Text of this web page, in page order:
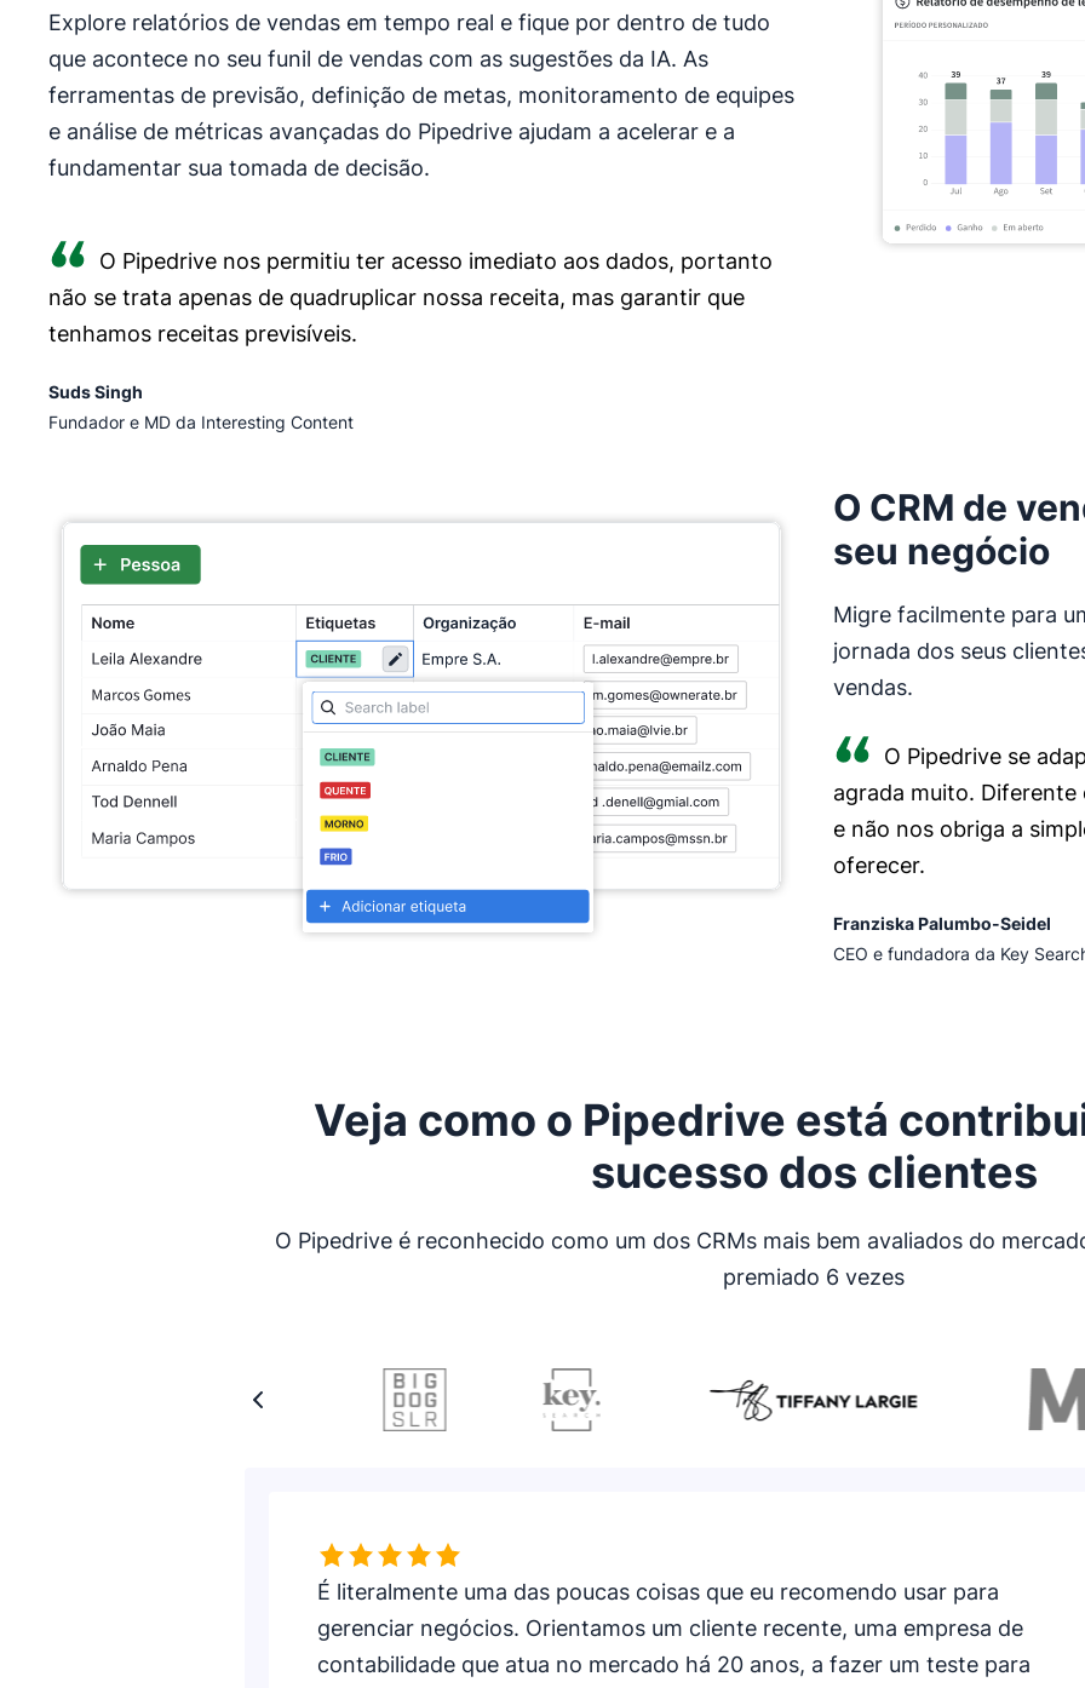
Explore relatórios de vendas em tempo real e fique por dentro de tudo
que acontece no seu funil de vendas com as sugestões da IA. As
ferramentas de previsão, definição de metas, monitoramento de equipes
e análise de métricas avançadas do Pipedrive ajudam a acelerar e a
fundamentar sua tomada de decisão.
O Pipedrive nos permitiu ter acesso imediato aos dados, portanto
não se trata apenas de quadruplicar nossa receita, mas garantir que
tenhamos receitas previsíveis.
Suds Singh
Fundador e MD da Interesting Content
O CRM de
seu negócio
Migre facilmente para
jornada dos seus
vendas.
O Pipedrive se
agrada muito. Diferente
e não nos obriga a
oferecer.
Franziska Palumbo-Seidel
CEO e fundadora da Key
Veja como o Pipedrive está
sucesso dos clientes
O Pipedrive é reconhecido como um dos CRMs mais bem avaliados do
premiado 6 vezes
Avaliação: 5 de 5
É literalmente uma das poucas coisas que eu recomendo usar para
gerenciar negócios. Orientamos um cliente recente, uma empresa de
contabilidade que atua no mercado há 20 anos, a fazer um teste para